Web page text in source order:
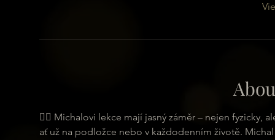
🧘‍♀ Michalovi lekce mají jasný záměr – nejen
ať už na podložce nebo v každodenním životě.